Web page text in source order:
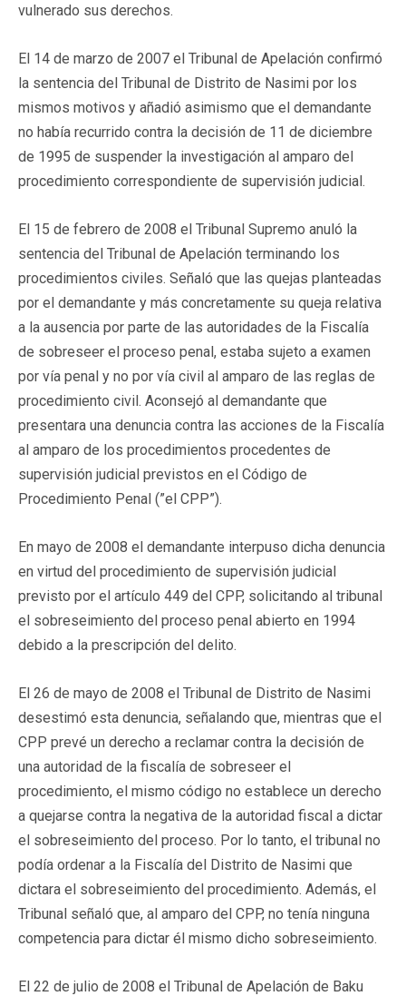
vulnerado sus derechos.
El 14 de marzo de 2007 el Tribunal de Apelación confirmó
la sentencia del Tribunal de Distrito de Nasimi por los
mismos motivos y añadió asimismo que el demandante
no había recurrido contra la decisión de 11 de diciembre
de 1995 de suspender la investigación al amparo del
procedimiento correspondiente de supervisión judicial.
El 15 de febrero de 2008 el Tribunal Supremo anuló la
sentencia del Tribunal de Apelación terminando los
procedimientos civiles. Señaló que las quejas planteadas
por el demandante y más concretamente su queja relativa
a la ausencia por parte de las autoridades de la Fiscalía
de sobreseer el proceso penal, estaba sujeto a examen
por vía penal y no por vía civil al amparo de las reglas de
procedimiento civil. Aconsejó al demandante que
presentara una denuncia contra las acciones de la Fiscalía
al amparo de los procedimientos procedentes de
supervisión judicial previstos en el Código de
Procedimiento Penal (”el CPP”).
En mayo de 2008 el demandante interpuso dicha denuncia
en virtud del procedimiento de supervisión judicial
previsto por el artículo 449 del CPP, solicitando al tribunal
el sobreseimiento del proceso penal abierto en 1994
debido a la prescripción del delito.
El 26 de mayo de 2008 el Tribunal de Distrito de Nasimi
desestimó esta denuncia, señalando que, mientras que el
CPP prevé un derecho a reclamar contra la decisión de
una autoridad de la fiscalía de sobreseer el
procedimiento, el mismo código no establece un derecho
a quejarse contra la negativa de la autoridad fiscal a dictar
el sobreseimiento del proceso. Por lo tanto, el tribunal no
podía ordenar a la Fiscalía del Distrito de Nasimi que
dictara el sobreseimiento del procedimiento. Además, el
Tribunal señaló que, al amparo del CPP, no tenía ninguna
competencia para dictar él mismo dicho sobreseimiento.
El 22 de julio de 2008 el Tribunal de Apelación de Baku